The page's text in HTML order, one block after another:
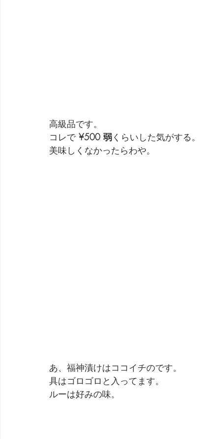
高級品です。
コレで ¥500 弱くらいした気がする。
美味しくなかったらわや。
あ、福神漬けはココイチのです。
具はゴロゴロと入ってます。
ルーは好みの味。